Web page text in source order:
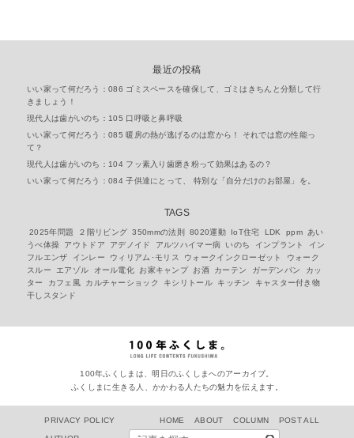
最近の投稿
いい家って何だろう：086 ゴミスペースを確保して、ゴミはきちんと分類して行
きましょう！
現代人は歯がいのち：105 口呼吸と鼻呼吸
いい家って何だろう：085 暖房の熱が逃げるのは窓から！ それでは窓の性能っ
て？
現代人は歯がいのち：104 フッ素入り歯磨き粉って効果はあるの？
いい家って何だろう：084 子供達にとって、 特別な「自分だけのお部屋」を。
TAGS
2025年問題 ２階リビング 350mmの法則 8020運動 IoT住宅 LDK ppm
あい
うべ体操
アウトドア アデノイド アルツハイマー病 いのち インプラント
イン
フルエンザ
インレー ウィリアム･モリス ウォークインクローゼット
ウォーク
スルー
エアゾル オール電化 お家キャンプ お酒 カーテン ガーデンパン
カッ
ター
カフェ風 カルチャーショック キシリトール キッチン
キャスター付き物
干しスタンド
100年ふくしまは、明日のふくしまへのアーカイブ。
ふくしまに生きる人、かかわる人たちの魅力を伝えます。
PRIVACY POLICY HOME ABOUT COLUMN POST ALL